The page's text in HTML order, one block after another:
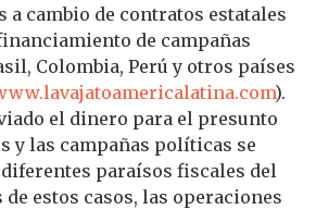
cambio de contratos estatales
de campañas
Colombia, Perú y otros países
).
el dinero para el presunto
y las campañas políticas se
diferentes paraísos fiscales del
estos casos, las operaciones